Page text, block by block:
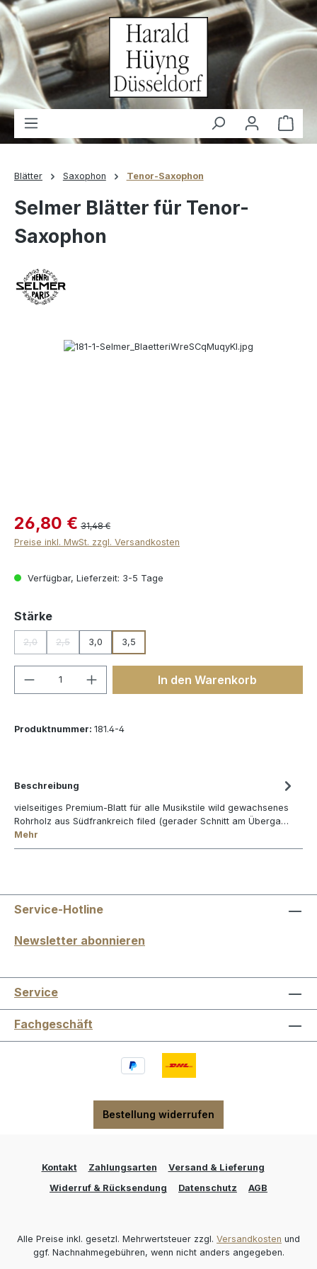
springen
Blätter Saxophon Tenor-Saxophon
Selmer Blätter für Tenor-
Saxophon
Bildergalerie überspringen
26,80 € 31,48 €
Preise inkl. MwSt. zzgl. Versandkosten
Verfügbar, Lieferzeit: 3-5 Tage
Stärkeauswählen
2,0 2,5 3,0 3,5
Produkt Anzahl: Gib denIn den Warenkorb
Produktnummer: 181.4-4
Beschreibung
vielseitiges Premium-Blatt für alle Musikstile wild gewachsenes
Rohrholz aus Südfrankreich filed (gerader Schnitt am Überga…
Mehr
Service-Hotline
Newsletter abonnieren
Service
Fachgeschäft
Bestellung widerrufen
Kontakt Zahlungsarten
Versand & Lieferung
Widerruf & Rücksendung
Datenschutz AGB
Alle Preise inkl. gesetzl. Mehrwertsteuer zzgl. Versandkosten und
ggf. Nachnahmegebühren, wenn nicht anders angegeben.